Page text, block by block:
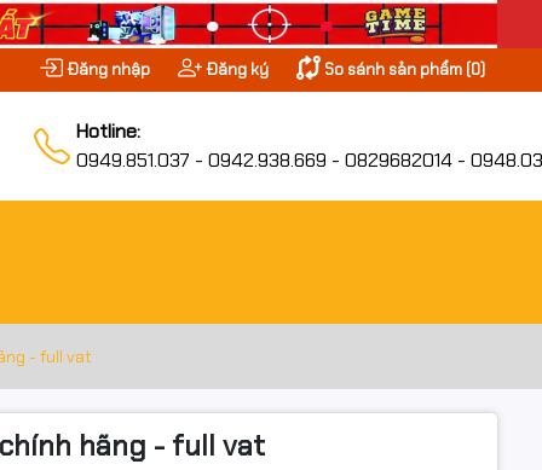
Đăng nhập Đăng ký So sánh sản phẩm (0)
Hotline:
0949.851.037 - 0942.938.669 - 0829682014 -
- full vat
hãng - full vat